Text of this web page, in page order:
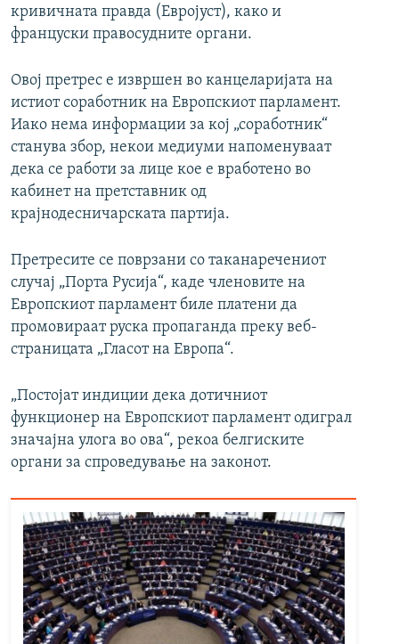
кривичната правда (Евројуст), како и
француски правосудните органи.
Овој претрес е извршен во канцеларијата на
истиот соработник на Европскиот парламент.
Иако нема информации за кој „соработник“
станува збор, некои медиуми напоменуваат
дека се работи за лице кое е вработено во
кабинет на претставник од
крајнодесничарската партија.
Претресите се поврзани со таканаречениот
случај „Порта Русија“, каде членовите на
Европскиот парламент биле платени да
промовираат руска пропаганда преку веб-
страницата „Гласот на Европа“.
„Постојат индиции дека дотичниот
функционер на Европскиот парламент одиграл
значајна улога во ова“, рекоа белгиските
органи за спроведување на законот.